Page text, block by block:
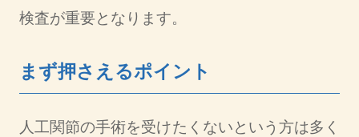
検査が重要となります。
まず押さえるポイント
人工関節の手術を受けたくないという方は多く